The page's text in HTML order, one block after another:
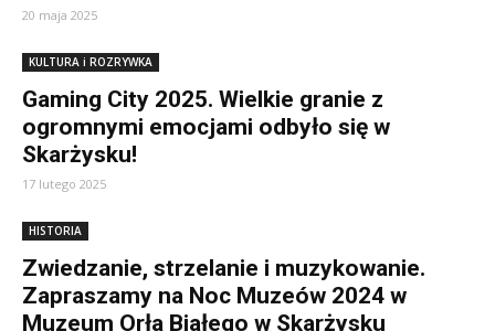
20 maja 2025
KULTURA i ROZRYWKA
Gaming City 2025. Wielkie granie z
ogromnymi emocjami odbyło się w
Skarżysku!
17 lutego 2025
HISTORIA
Zwiedzanie, strzelanie i muzykowanie.
Zapraszamy na Noc Muzeów 2024 w
Muzeum Orła Białego w Skarżysku